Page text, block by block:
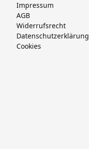
Impressum
AGB
Widerrufsrecht
Datenschutzerklärung
Cookies